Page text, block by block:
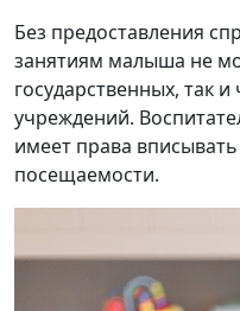
Без предоставления
занятиям малыша не
государственных, так
учреждений.
имеет права
посещаемости.